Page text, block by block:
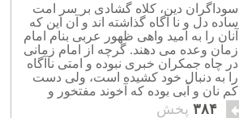
سوداگران دین، کلاه گشادی بر سر امت
ساده دل و نا آگاه گذاشته اند و آن این که
آنان را به امید واهی ظهور عربی بنام امام
زمان وعده می دهند. گرچه از امام زمانی
در چاه جمکران خبری نبوده و امتی ناآگاه
را به دنبال خود کشیده است، ولی دست
کم نان و آبی بوده که آخوند مفتخور و
سربار جامعه را به نوایی می رساند.
۳۸۴ پخش